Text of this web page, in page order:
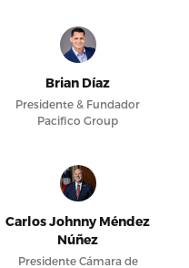
Brian Díaz
Presidente & Fundador
Pacifico Group
Carlos Johnny Méndez
Núñez
Presidente Cámara de